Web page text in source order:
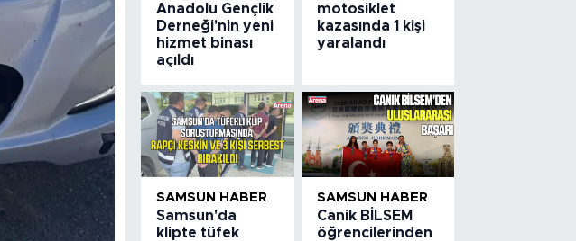
Anadolu Gençlik
Derneği'nin yeni
hizmet binası
açıldı
motosiklet
kazasında 1 kişi
yaralandı
SAMSUN HABER
Samsun'da
klipte tüfek
SAMSUN HABER
Canik BİLSEM
öğrencilerinden